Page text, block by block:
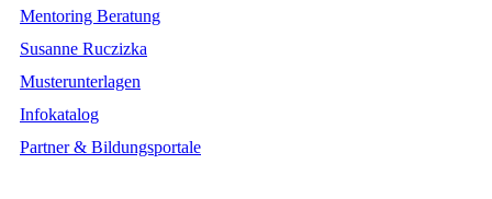
Mentoring Beratung
Susanne Ruczizka
Musterunterlagen
Infokatalog
Partner & Bildungsportale